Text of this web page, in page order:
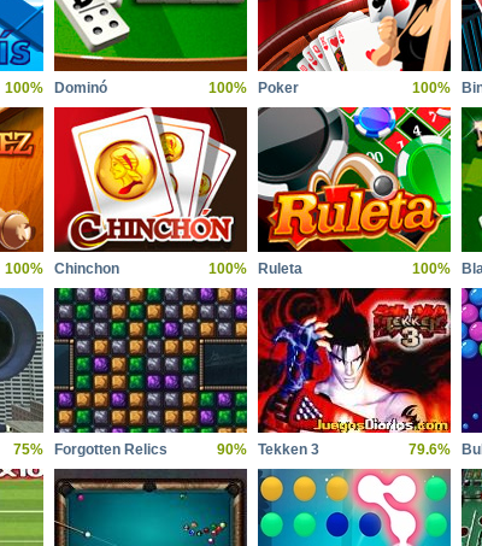
100% Dominó 100% Poker 100%
100% Chinchon 100% Ruleta 100%
75% Forgotten Relics 90% Tekken 3 79.6%